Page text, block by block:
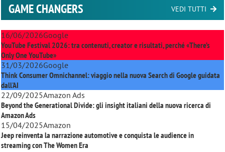
GAME CHANGERS VEDI TUTTI
16/06/2026Google
YouTube Festival 2026: tra contenuti, creator e risultati, perché «There’s
Only One YouTube»
31/03/2026Google
Think Consumer Omnichannel: viaggio nella nuova Search di Google guidata
dall'AI
22/09/2025Amazon Ads
Beyond the Generational Divide: gli insight italiani della nuova ricerca di
Amazon Ads
15/04/2025Amazon
Jeep reinventa la narrazione automotive e conquista le audience in
streaming conThe Women Era